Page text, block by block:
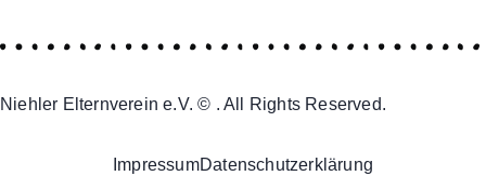
Niehler Elternverein e.V. © . All Rights Reserved.
ImpressumDatenschutzerklärung